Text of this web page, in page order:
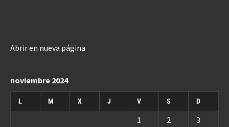
Abrir en nueva página
noviembre 2024
L M X J V S D
1 2 3